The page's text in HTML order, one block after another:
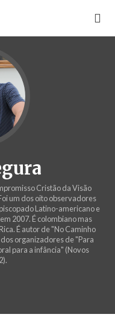
Cristão da Visão
um dos oito observadores
Latino-americano e
2007. É colombiano mas
É autor de "No Caminho
organizadores de "Para
para a infância" (Novos